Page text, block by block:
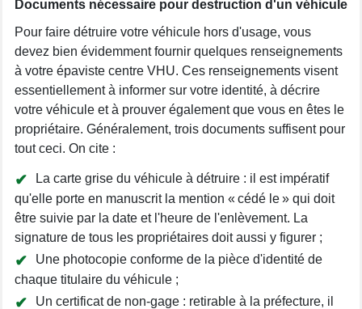
Documents nécessaire pour destruction d'un véhicule
Pour faire détruire votre véhicule hors d'usage, vous
devez bien évidemment fournir quelques renseignements
à votre épaviste centre VHU. Ces renseignements visent
essentiellement à informer sur votre identité, à décrire
votre véhicule et à prouver également que vous en êtes le
propriétaire. Généralement, trois documents suffisent pour
tout ceci. On cite :
La carte grise du véhicule à détruire : il est impératif
qu'elle porte en manuscrit la mention « cédé le » qui doit
être suivie par la date et l'heure de l'enlèvement. La
signature de tous les propriétaires doit aussi y figurer ;
Une photocopie conforme de la pièce d'identité de
chaque titulaire du véhicule ;
Un certificat de non-gage : retirable à la préfecture, il